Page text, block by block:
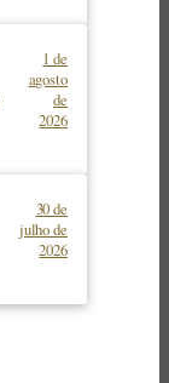
1 de
agosto
de
2026
30 de
julho de
2026